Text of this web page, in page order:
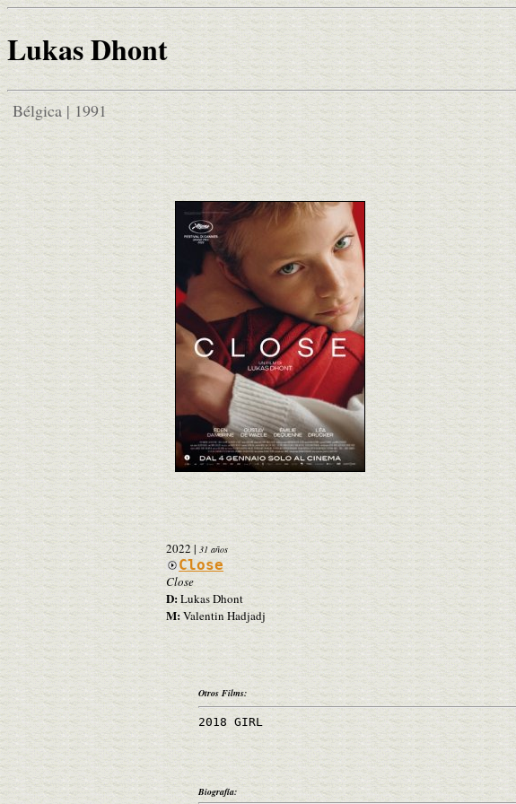
Lukas Dhont
Bélgica | 1991
2022 | 31 años
Close
Close
D:Lukas Dhont
M:Valentin Hadjadj
Otros Films:
2018 GIRL
Biografía: